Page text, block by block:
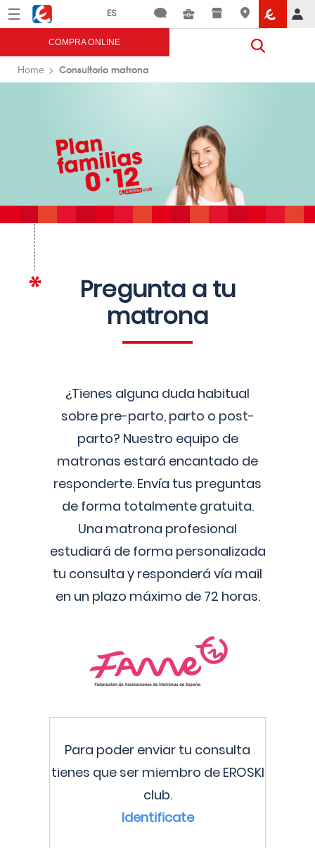
Menú Eroski
COMPRA ONLINE
Home Consultorio matrona
Pregunta a tu
matrona
¿Tienes alguna duda habitual
sobre pre-parto, parto o post-
parto? Nuestro equipo de
matronas estará encantado de
responderte. Envía tus preguntas
de forma totalmente gratuita.
Una matrona profesional
estudiará de forma personalizada
tu consulta y responderá vía mail
en un plazo máximo de 72 horas.
Para poder enviar tu consulta
tienes que ser miembro de EROSKI
club.
Identificate